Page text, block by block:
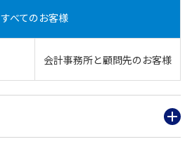
すべてのお客様
会計事務所と顧問先のお客様